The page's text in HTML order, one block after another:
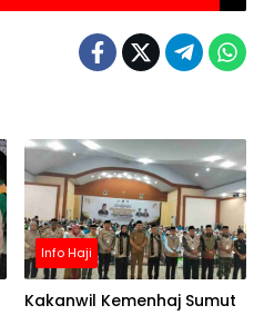
Info Haji
Kakanwil Kemenhaj Sumut